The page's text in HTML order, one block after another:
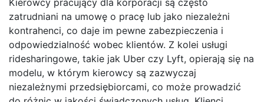
zatrudniani na umowę o pracę lub jako niezależni
kontrahenci, co daje im pewne zabezpieczenia i
odpowiedzialność wobec klientów. Z kolei usługi
ridesharingowe, takie jak Uber czy Lyft, opierają się na
modelu, w którym kierowcy są zazwyczaj
niezależnymi przedsiębiorcami, co może prowadzić